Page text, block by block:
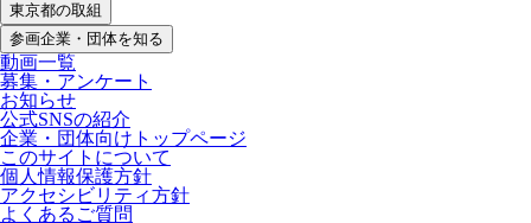
東京都の取組
参画企業・団体を知る
動画一覧
募集・アンケート
お知らせ
公式SNSの紹介
企業・団体向けトップページ
このサイトについて
個人情報保護方針
アクセシビリティ方針
よくあるご質問